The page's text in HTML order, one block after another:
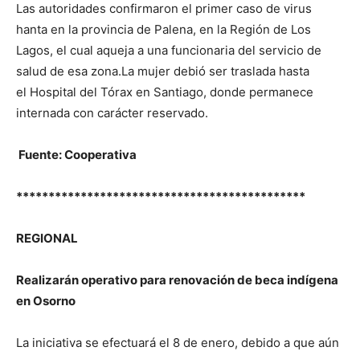
Las autoridades confirmaron el primer caso de virus
hanta en la provincia de Palena, en la Región de Los
Lagos, el cual aqueja a una funcionaria del servicio de
salud de esa zona.La mujer debió ser traslada hasta
el Hospital del Tórax en Santiago, donde permanece
internada con carácter reservado.
Fuente: Cooperativa
*********************************************
REGIONAL
Realizarán operativo para renovación de beca indígena
en Osorno
La iniciativa se efectuará el 8 de enero, debido a que aún